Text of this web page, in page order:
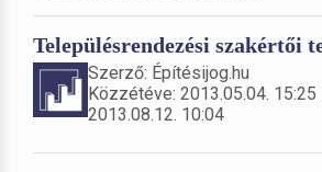
Településrendezési szakértői
Szerző: Építésijog.hu
Közzétéve: 2013.05.04.
2013.08.12. 10:04